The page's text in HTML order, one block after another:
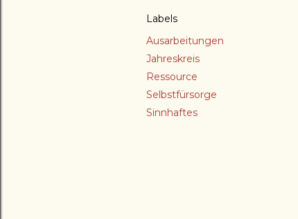
Labels
Ausarbeitungen
Jahreskreis
Ressource
Selbstfürsorge
Sinnhaftes